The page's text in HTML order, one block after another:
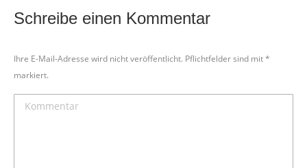
Schreibe einen Kommentar
Ihre E-Mail-Adresse wird nicht veröffentlicht. Pflichtfelder sind mit*
markiert.
Kommentar